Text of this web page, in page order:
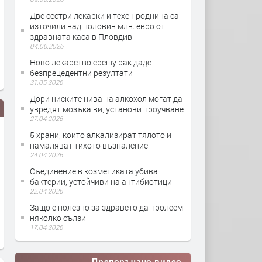
Нов метод на изследване за рак
на гърдата пести време и не
Две сестри лекарки и техен роднина са
източили над половин млн. евро от
здравната каса в Пловдив
04.06.2026
Ново лекарство срещу рак даде
безпрецедентни резултати
31.05.2026
Дори ниските нива на алкохол могат да
увредят мозъка ви, установи проучване
27.04.2026
5 храни, които алкализират тялото и
намаляват тихото възпаление
24.04.2026
Съединение в козметиката убива
бактерии, устойчиви на антибиотици
22.04.2026
Защо е полезно за здравето да пролеем
няколко сълзи
17.04.2026